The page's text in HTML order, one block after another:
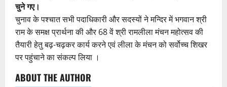
चुने गए।
चुनाव के पश्चात सभी पदाधिकारी और सदस्यों ने मन्दिर में भगवान श्री
राम के समक्ष प्रार्थना की और 68 वें श्री रामलीला मंचन महोत्सव की
तैयारी हेतु बढ़-चढ़कर कार्य करने एवं लीला के मंचन को सर्वोच्च शिखर
पर पहुंचाने का संकल्प लिया ।
ABOUT THE AUTHOR